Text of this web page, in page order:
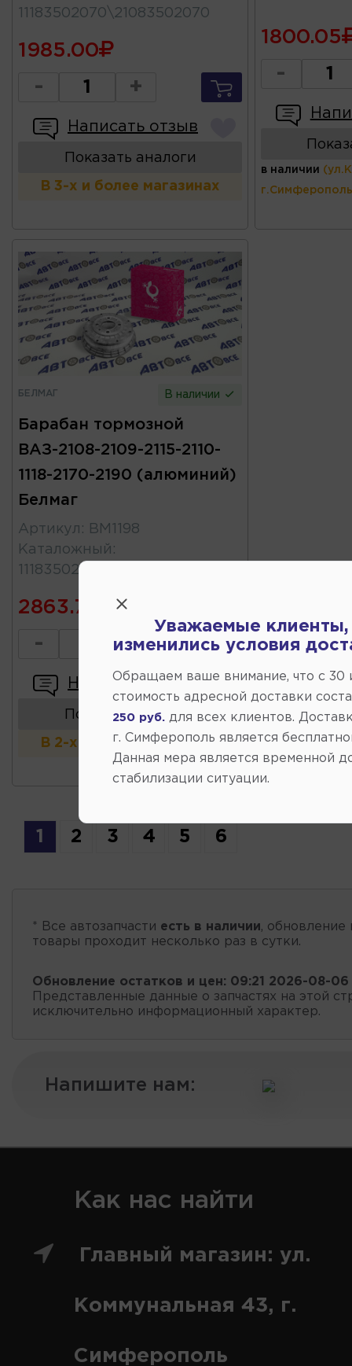
11183502070\21083502070
1985.00
- +
Написать отзыв
Показать аналоги
В 3-х и более магазинах
1800.05
-
в наличии
БЕЛМАГ В наличии
Барабан тормозной
ВАЗ-2108-2109-2115-2110-
1118-2170-2190 (алюминий)
Белмаг
Артикул :
BM1198
Каталожный :
11183502070\21083502070
2863.75
- +
Написать отзыв
Показать аналоги
В 2-х и более магазинах
1 2 3 4 5 6
* Все автозапчасти есть в наличии, обновление
товары проходит несколько раз в сутки.
Обновление остатков и цен: 09:21 2026-08-06
Представленные данные о запчастях на этой
исключительно информационный характер.
Напишите нам:
Как нас найти
Главный магазин: ул.
Коммунальная 43, г.
Симферополь
Уважаемые клиенты,
изменились условия
Обращаем ваше внимание, что c 30
стоимость адресной доставки
250 руб.
для всех клиентов.
г. Симферополь является
Данная мера является временной
стабилизации ситуации.